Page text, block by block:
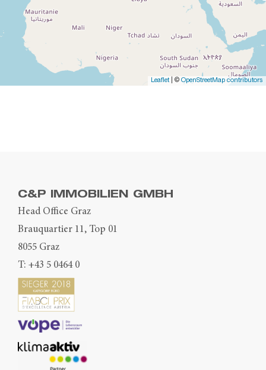
Leaflet| © OpenStreetMap contributors
C&P IMMOBILIEN GMBH
Head Office Graz
Brauquartier 11, Top 01
8055 Graz
T: +43 5 0464 0